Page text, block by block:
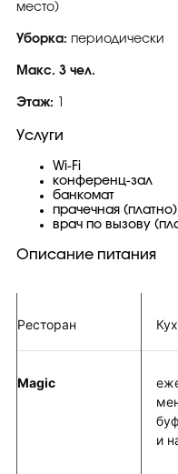
место)
Уборка: периодически
Макс. 3 чел.
Этаж:
Услуги
Wi-Fi
конференц-зал
банкомат
прачечная (платно)
врач по вызову
Описание питания
Ресторан
Magic
и